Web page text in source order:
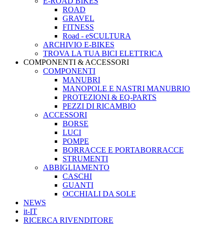
ROAD
GRAVEL
FITNESS
Road - eSCULTURA
ARCHIVIO E-BIKES
TROVA LA TUA BICI ELETTRICA
COMPONENTI & ACCESSORI
COMPONENTI
MANUBRI
MANOPOLE E NASTRI MANUBRIO
PROTEZIONI & EQ-PARTS
PEZZI DI RICAMBIO
ACCESSORI
BORSE
LUCI
POMPE
BORRACCE E PORTABORRACCE
STRUMENTI
ABBIGLIAMENTO
CASCHI
GUANTI
OCCHIALI DA SOLE
NEWS
it-IT
RICERCA RIVENDITORE